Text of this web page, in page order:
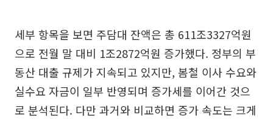
세부 항목을 보면 주담대 잔액은 총 611조3327억원
으로 전월 말 대비 1조2872억원 증가했다. 정부의 부
동산 대출 규제가 지속되고 있지만, 봄철 이사 수요와
실수요 자금이 일부 반영되며 증가세를 이어간 것으
로 분석된다. 다만 과거와 비교하면 증가 속도는 크게